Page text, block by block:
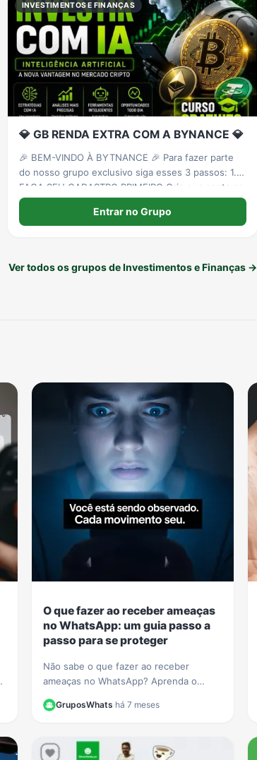
INVESTIMENTOS E FINANÇAS
💎 GB RENDA EXTRA COM A BYNANCE 💎
🎉 BEM-VINDO À BYTNANCE 🎉 Para fazer parte
do nosso grupo exclusivo siga esses 3 passos: 1.
FAÇA SEU CADASTRO PRIMEIRO Crie sua conta na
plataforma: https://app.bytnance.com/u/edlomax
Entrar no Grupo
Ver todos os grupos de Investimentos e Finanças →
O que fazer ao receber ameaças
no WhatsApp: um guia passo a
passo para se proteger
Não sabe o que fazer ao receber
ameaças no WhatsApp? Aprenda o
provas, denunciar o agressor e se
GruposWhats·há 7 meses